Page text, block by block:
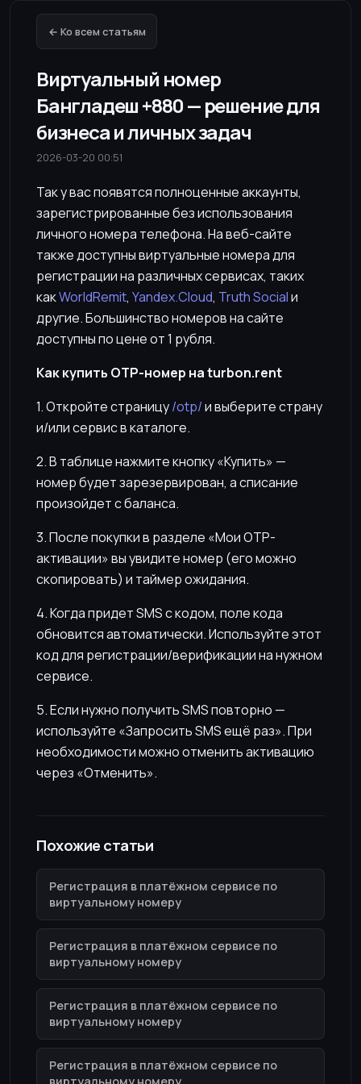
← Ко всем статьям
Виртуальный номер
Бангладеш +880 — решение для
бизнеса и личных задач
2026-03-20 00:51
Так у вас появятся полноценные аккаунты,
зарегистрированные без использования
личного номера телефона. На веб-сайте
также доступны виртуальные номера для
регистрации на различных сервисах, таких
какWorldRemit, Yandex.Cloud, Truth Socialи
другие. Большинство номеров на сайте
доступны по цене от 1 рубля.
Как купить OTP-номер на turbon.rent
1. Откройте страницу/otp/и выберите страну
и/или сервис в каталоге.
2. В таблице нажмите кнопку «Купить» —
номер будет зарезервирован, а списание
произойдет с баланса.
3. После покупки в разделе «Мои OTP-
активации» вы увидите номер (его можно
скопировать) и таймер ожидания.
4. Когда придет SMS с кодом, поле кода
обновится автоматически. Используйте этот
код для регистрации/верификации на нужном
сервисе.
5. Если нужно получить SMS повторно —
используйте «Запросить SMS ещё раз». При
необходимости можно отменить активацию
через «Отменить».
Похожие статьи
Регистрация в платёжном сервисе по
виртуальному номеру
Регистрация в платёжном сервисе по
виртуальному номеру
Регистрация в платёжном сервисе по
виртуальному номеру
Регистрация в платёжном сервисе по